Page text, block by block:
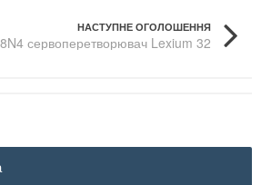
НАСТУПНЕ ОГОЛОШЕННЯ
сервоперетворювач Lexium 32